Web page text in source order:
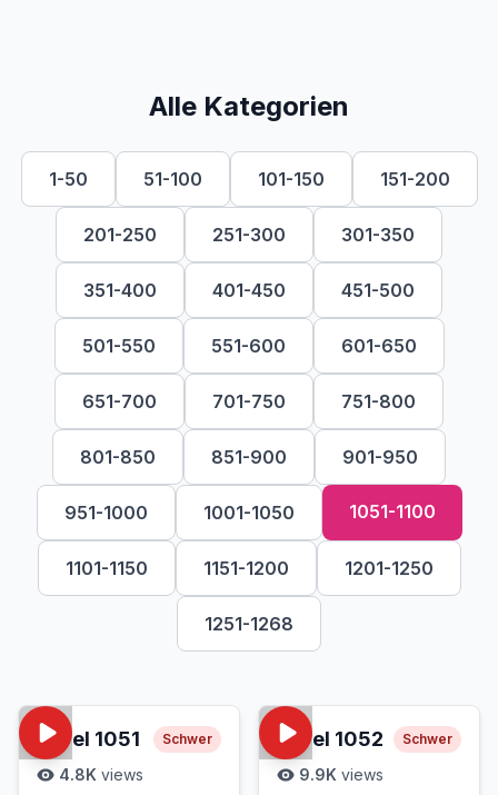
Alle Kategorien
1-50 51-100 101-150 151-200
201-250 251-300 301-350
351-400 401-450 451-500
501-550 551-600 601-650
651-700 701-750 751-800
801-850 851-900 901-950
951-1000 1001-1050 1051-1100
1101-1150 1151-1200 1201-1250
1251-1268
Level 1051 Schwer
4.8K views
Level 1052 Schwer
9.9K views